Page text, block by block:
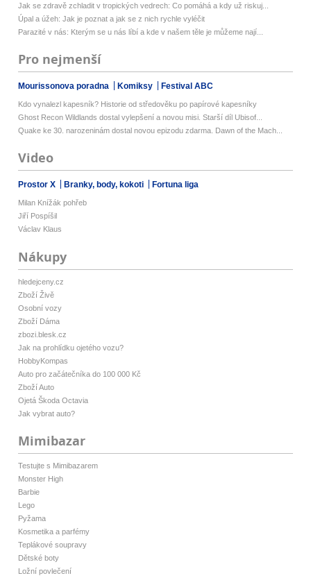
Jak se zdravě zchladit v tropických vedrech: Co pomáhá a kdy už riskuj...
Úpal a úžeh: Jak je poznat a jak se z nich rychle vyléčit
Parazité v nás: Kterým se u nás líbí a kde v našem těle je můžeme nají...
Pro nejmenší
Mourissonova poradna Komiksy Festival ABC
Kdo vynalezl kapesník? Historie od středověku po papírové kapesníky
Ghost Recon Wildlands dostal vylepšení a novou misi. Starší díl Ubisof...
Quake ke 30. narozeninám dostal novou epizodu zdarma. Dawn of the Mach...
Video
Prostor X Branky, body, kokoti Fortuna liga
Milan Knížák pohřeb
Jiří Pospíšil
Václav Klaus
Nákupy
hledejceny.cz
Zboží Živě
Osobní vozy
Zboží Dáma
zbozi.blesk.cz
Jak na prohlídku ojetého vozu?
HobbyKompas
Auto pro začátečníka do 100 000 Kč
Zboží Auto
Ojetá Škoda Octavia
Jak vybrat auto?
Mimibazar
Testujte s Mimibazarem
Monster High
Barbie
Lego
Pyžama
Kosmetika a parfémy
Teplákové soupravy
Dětské boty
Ložní povlečení